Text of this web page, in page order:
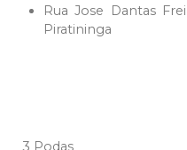
Rua Jose Dantas
Piratininga
3 Podas